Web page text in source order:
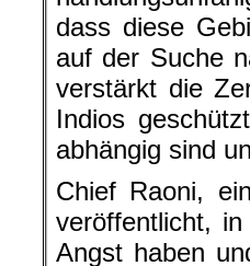
dass diese
auf der Suche
verstärkt die
Indios
abhängig sind
Chief Raoni,
veröffentlicht,
Angst haben